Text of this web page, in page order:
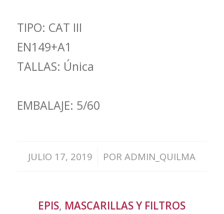
TIPO: CAT III
EN149+A1
TALLAS: Única
EMBALAJE: 5/60
JULIO 17, 2019
/ PORADMIN_QUILMA
EPIS, MASCARILLAS Y FILTROS